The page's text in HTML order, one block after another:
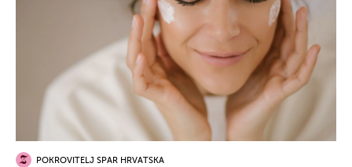
POKROVITELJ SPAR HRVATSKA